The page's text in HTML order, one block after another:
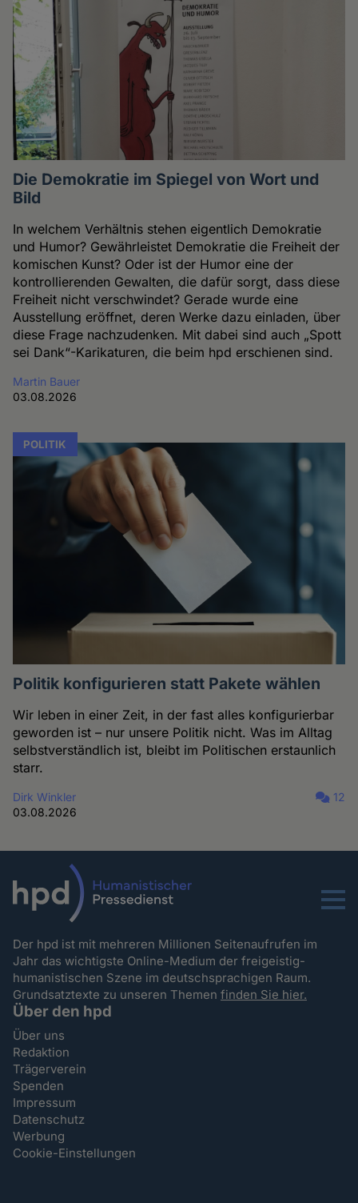
Die Demokratie im Spiegel von Wort und
Bild
In welchem Verhältnis stehen eigentlich Demokratie
und Humor? Gewährleistet Demokratie die Freiheit der
komischen Kunst? Oder ist der Humor eine der
kontrollierenden Gewalten, die dafür sorgt, dass diese
Freiheit nicht verschwindet? Gerade wurde eine
Ausstellung eröffnet, deren Werke dazu einladen, über
diese Frage nachzudenken. Mit dabei sind auch „Spott
sei Dank“-Karikaturen, die beim hpd erschienen sind.
Martin Bauer
03.08.2026
POLITIK
Politik konfigurieren statt Pakete wählen
Wir leben in einer Zeit, in der fast alles konfigurierbar
geworden ist – nur unsere Politik nicht. Was im Alltag
selbstverständlich ist, bleibt im Politischen erstaunlich
starr.
Dirk Winkler
03.08.2026
12
Menu
Der hpd ist mit mehreren Millionen Seitenaufrufen im
Jahr das wichtigste Online-Medium der freigeistig-
humanistischen Szene im deutschsprachigen Raum.
Grundsatztexte zu unseren Themenfinden Sie hier.
Über den hpd
Über uns
Redaktion
Trägerverein
Spenden
Impressum
Datenschutz
Werbung
Cookie-Einstellungen